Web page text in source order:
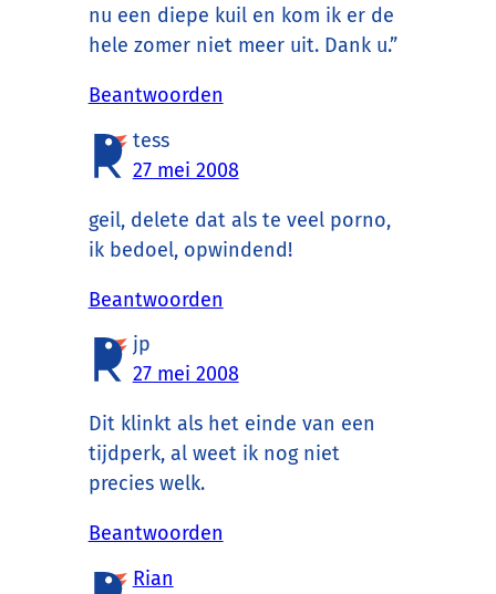
nu een diepe kuil en kom ik er de
hele zomer niet meer uit. Dank u.”
Beantwoorden
tess
27 mei 2008
geil, delete dat als te veel porno,
ik bedoel, opwindend!
Beantwoorden
jp
27 mei 2008
Dit klinkt als het einde van een
tijdperk, al weet ik nog niet
precies welk.
Beantwoorden
Rian